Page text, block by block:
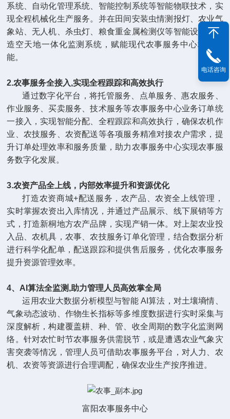
系统、自动化管理系统、智能控制系统等智能物联技术，实
现全程机械化生产服务。并在田间安装虫情测报灯、农业气
象站、无人机、杀虫灯、粮食重金属检测仪等智能设备，打
造空天地一体化监测系统，赋能现代农事服务中心增强动
能。
2.农事服务全接入,实现全程跟踪和高效执行
通过数字化平台，将托管服务、点单服务、惠农服务、
作业服务、买卖服务、技术服务等农事服务中心业务订单统
一接入，实现智能分配、全程跟踪和高效执行，确保农机作
业、农技服务、农资配送等各项服务精准对接农户需求，提
升订单处理效率和服务质量，助力农事服务中心实现农事服
务数字化发展。
3.农资产品全上线，内部效率提升和资源优化
打造农资商城+配送服务，农产品、农资全上线管理，
实时掌握农资出入库情况，并通过产品展示、线下展销等方
式，打造新桐地方农产品牌，实现产销一体。对上架农业投
入品、农机具，农事、农技服务订单化管理，结合数据分析
进行科学化配单，配送跟踪和提供售后服务，优化农事服务
提升资源管理效率。
4、AI算法全监测,助力管理人员高效掌全局
运用农业大数据分析模型与智能 AI算法，对土壤墒情、
气象动态波动、作物生长指标等多维度数据进行实时采集与
深度解析，构建覆盖耕、种、管、收全周期的数字化监测网
络。针对农忙时节农事服务供需脱节，或是遭遇农业气象灾
害突袭等情况，管理人员可借助农事服务平台，对人力、农
机、农资等资源进行合理调配，确保农业生产按序推进。
富阳农事服务中心
电话咨询